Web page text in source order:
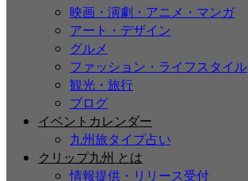
映画・演劇・アニメ・マンガ
アート・デザイン
グルメ
ファッション・ライフスタイル
観光・旅行
ブログ
イベントカレンダー
九州旅タイプ占い
クリップ九州 とは
情報提供・リリース受付